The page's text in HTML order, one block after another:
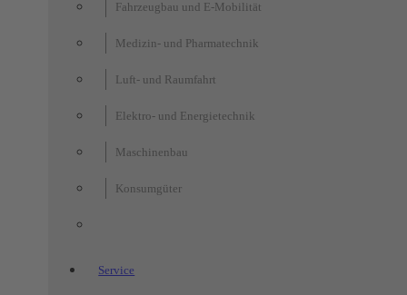
Fahrzeugbau und E-Mobilität
Medizin- und Pharmatechnik
Luft- und Raumfahrt
Elektro- und Energietechnik
Maschinenbau
Konsumgüter
Service